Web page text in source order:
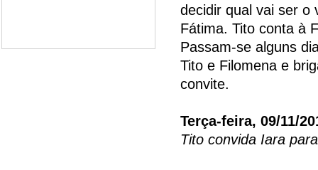
decidir qual vai ser o
Fátima. Tito conta à
Passam-se alguns
Tito e Filomena e
convite.
Terça-feira, 09/11/
Tito convida Iara